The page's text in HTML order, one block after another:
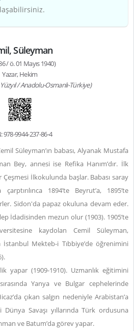
Süleyman
/ ö. 01 Mayıs 1940)
Yazar, Hekim
/ Anadolu-Osmanlı-Türkiye)
978-9944-237-86-4
Süleyman’ın babası, Alyanak Mustafa
Bey, annesi ise Refika Hanım’dır. İlk
İlkokulunda başlar. Babası saray
1894’te Beyrut’a, 1895’te
Sidon'da papaz okuluna devam eder.
İdadisinden mezun olur (1903). 1905’te
kaydolan Cemil Süleyman,
Mekteb-i Tıbbiye’de öğrenimini
yapar (1909-1910). Uzmanlık eğitimini
Yanya ve Bulgar cephelerinde
çıkan salgın nedeniyle Arabistan’a
Dünya Savaşı yıllarında Türk ordusuna
ve Batum’da görev yapar.